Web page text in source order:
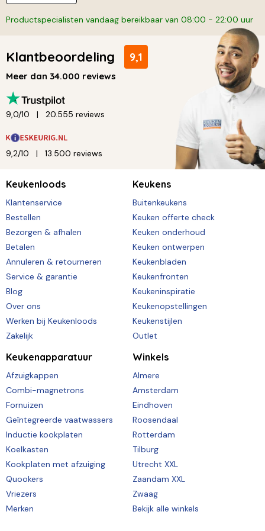
Productspecialisten vandaag bereikbaar van 08:00 - 22:00 uur
Klantbeoordeling 9,1
Meer dan 34.000 reviews
9,0/10 20.555 reviews
9,2/10 13.500 reviews
Keukenloods
Klantenservice
Bestellen
Bezorgen & afhalen
Betalen
Annuleren & retourneren
Service & garantie
Blog
Over ons
Werken bij Keukenloods
Zakelijk
Keukens
Buitenkeukens
Keuken offerte check
Keuken onderhoud
Keuken ontwerpen
Keukenbladen
Keukenfronten
Keukeninspiratie
Keukenopstellingen
Keukenstijlen
Outlet
Keukenapparatuur
Afzuigkappen
Combi-magnetrons
Fornuizen
Geïntegreerde vaatwassers
Inductie kookplaten
Koelkasten
Kookplaten met afzuiging
Quookers
Vriezers
Merken
Winkels
Almere
Amsterdam
Eindhoven
Roosendaal
Rotterdam
Tilburg
Utrecht XXL
Zaandam XXL
Zwaag
Bekijk alle winkels